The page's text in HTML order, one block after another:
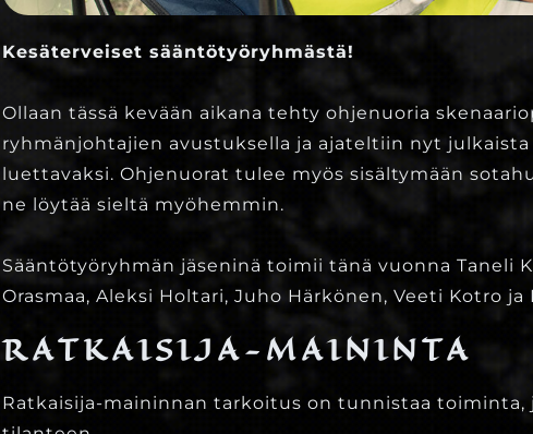
Kesäterveiset sääntötyöryhmästä!
Ollaan tässä kevään aikana tehty ohjenuoria
ryhmänjohtajien avustuksella ja ajateltiin nyt
luettavaksi. Ohjenuorat tulee myös sisältymään
ne löytää sieltä myöhemmin.
Sääntötyöryhmän jäseninä toimii tänä vuonna Taneli
Orasmaa, Aleksi Holtari, Juho Härkönen, Veeti Kotro ja
RATKAISIJA-MAININTA
Ratkaisija-maininnan tarkoitus on tunnistaa toiminta,